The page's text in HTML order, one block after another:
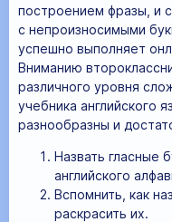
построением фразы, и
с непроизносимыми
успешно выполняет
Вниманию
различного уровня
учебника английского
разнообразны и
Назвать гласные
английского
Вспомнить, как
раскрасить их.